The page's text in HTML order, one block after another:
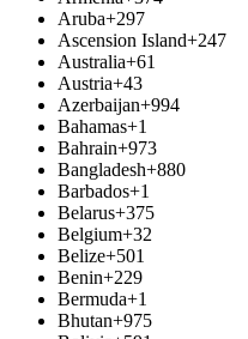
Aruba+297
Ascension Island+247
Australia+61
Austria+43
Azerbaijan+994
Bahamas+1
Bahrain+973
Bangladesh+880
Barbados+1
Belarus+375
Belgium+32
Belize+501
Benin+229
Bermuda+1
Bhutan+975